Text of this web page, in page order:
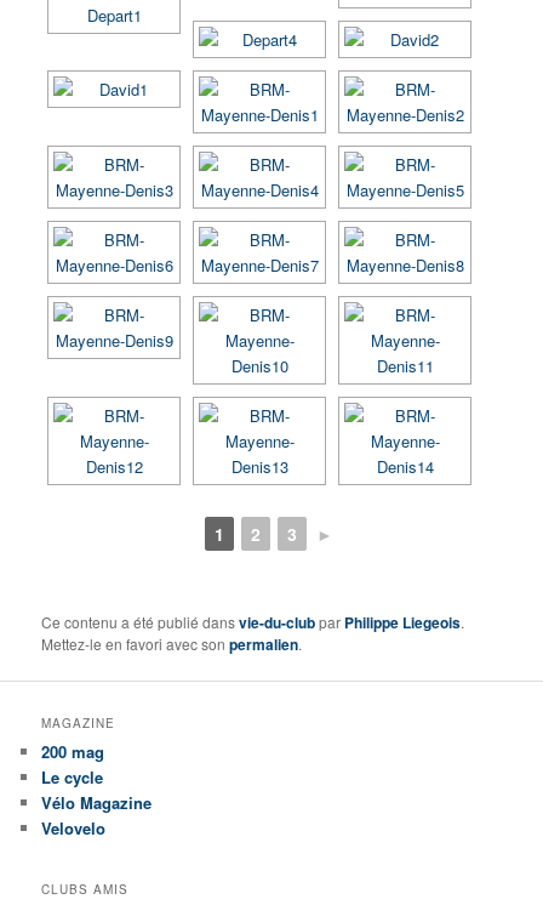
1 2 3 ►
Ce contenu a été publié dansvie-du-clubpar Philippe Liegeois.
Mettez-le en favori avec sonpermalien.
MAGAZINE
200 mag
Le cycle
Vélo Magazine
Velovelo
CLUBS AMIS